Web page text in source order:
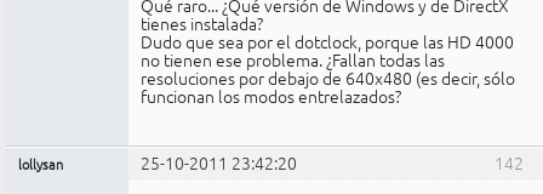
tienes instalada?
Dudo que sea por el dotclock, porque las HD 4000
no tienen ese problema. ¿Fallan todas las
resoluciones por debajo de 640x480 (es decir, sólo
funcionan los modos entrelazados?
142
lollysan 25-10-2011 23:42:20